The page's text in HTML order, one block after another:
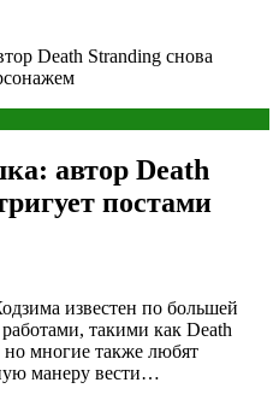
Death Stranding снова
автор Death
постами
известен по большей
такими как Death
но многие также любят
манеру вести…